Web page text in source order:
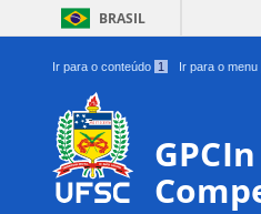
BRASIL
Ir para o conteúdo 1 Ir para o menu